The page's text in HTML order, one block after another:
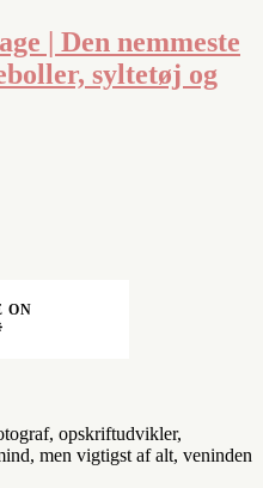
| Den nemmeste
syltetøj og
opskriftudvikler,
men vigtigst af alt, veninden
ON